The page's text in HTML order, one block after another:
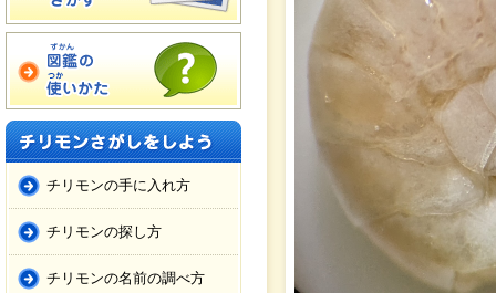
チリモンの手に入れ方
チリモンの探し方
チリモンの名前の調べ方